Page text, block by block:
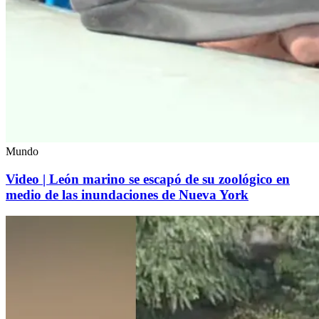
Mundo
Video | León marino se escapó de su zoológico en
medio de las inundaciones de Nueva York